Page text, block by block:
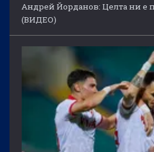
Андрей Йорданов: Целта ни е
(ВИДЕО)